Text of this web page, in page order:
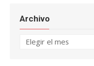
Archivo
Archivo